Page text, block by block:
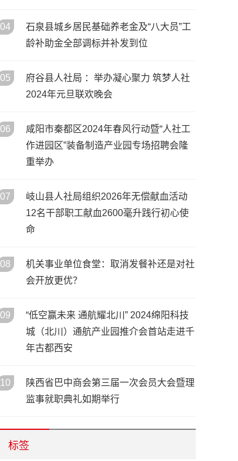
02 / 02月
春风送岗暖秦巴 协作赋能促就
业——陕西省2026年春风行动
暨就业援助季启动仪式在安康
04
石泉县城乡居民基础养老金及“八大员”工
龄补助金全部调标并补发到位
05
府谷县人社局 ：举办凝心聚力 筑梦人社
2024年元旦联欢晚会
06
咸阳市秦都区2024年春风行动暨“人社工
作进园区”装备制造产业园专场招聘会隆
重举办
07
岐山县人社局组织2026年无偿献血活动
12名干部职工献血2600毫升践行初心使
命
08
机关事业单位食堂：取消发餐补还是对社
会开放更优？
09
“低空赢未来 通航耀北川” 2024绵阳科技
城（北川）通航产业园推介会首站走进千
年古都西安
10
陕西省巴中商会第三届一次会员大会暨理
监事就职典礼如期举行
标签